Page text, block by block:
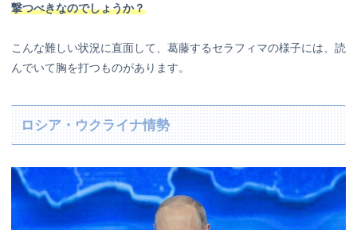
撃つべきなのでしょうか？
こんな難しい状況に直面して、葛藤するセラフィマの様子には、読
んでいて胸を打つものがあります。
ロシア・ウクライナ情勢